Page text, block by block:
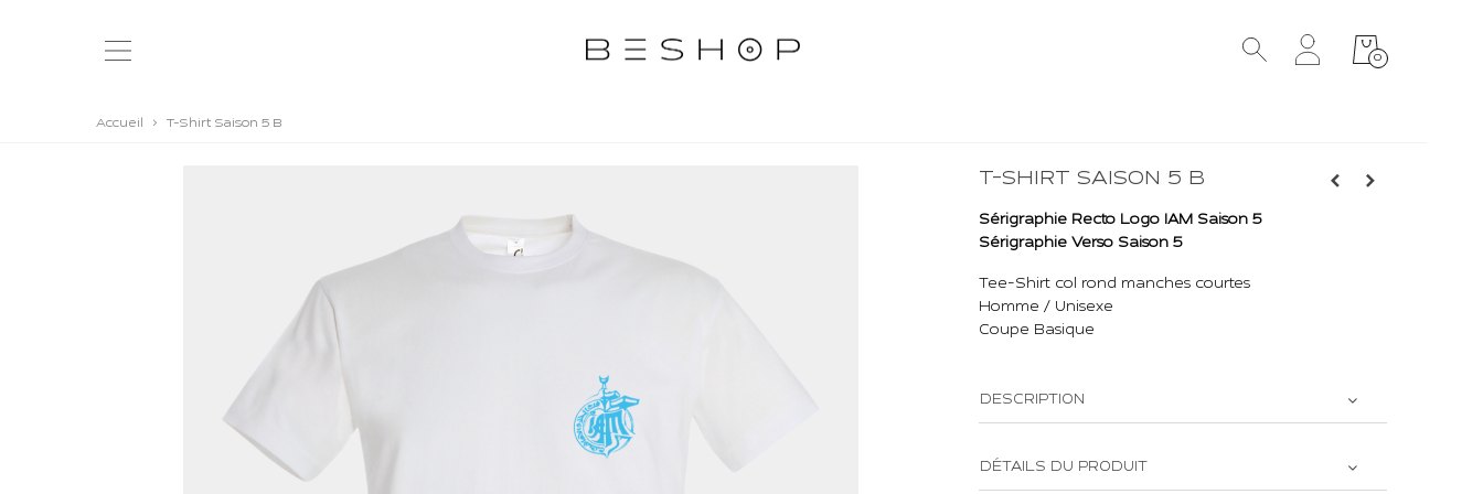
0
Accueil > T-Shirt Saison 5 B
T-SHIRT SAISON 5 B
Sérigraphie Recto Logo IAM Saison 5
Sérigraphie Verso Saison 5
Tee-Shirt col rond manches courtes
Homme / Unisexe
Coupe Basique
DESCRIPTION
DÉTAILS DU PRODUIT